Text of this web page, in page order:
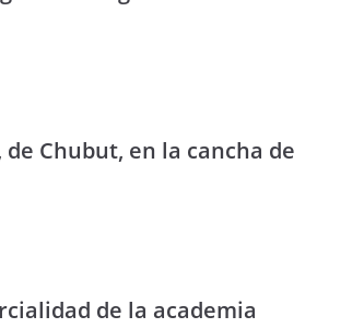
Chubut, en la cancha de
de la academia